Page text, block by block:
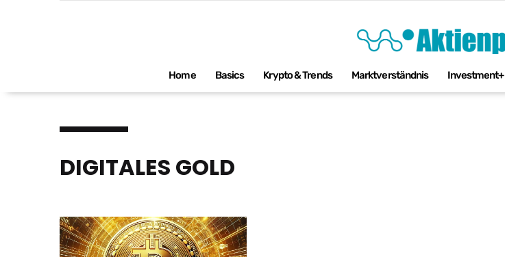
Home Basics Krypto & Trends Marktverständnis Investment+
DIGITALES GOLD